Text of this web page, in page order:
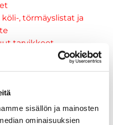
sisällön ja mainosten
ominaisuuksien
köli-, törmäyslistat ja
tarvikkeet
Köli- ja eväsuojat
Köli- ja eväsuojat
-tasot ja